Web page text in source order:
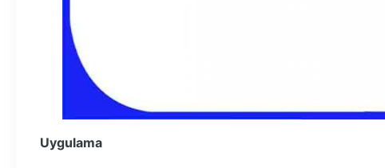
Uygulama